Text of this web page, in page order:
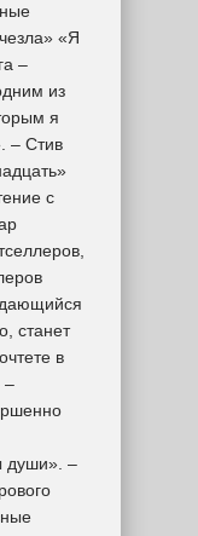
«Я
–
из
я
– Стив
с
станет
в
–
души». –